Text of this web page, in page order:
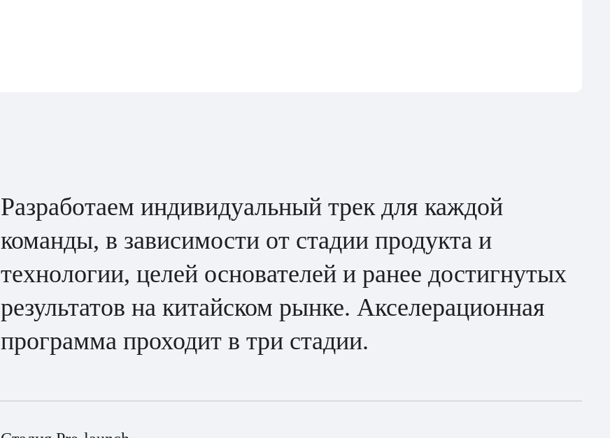
Разработаем индивидуальный трек для каждой
команды, в зависимости от стадии продукта и
технологии, целей основателей и ранее достигнутых
результатов на китайском рынке. Акселерационная
программа проходит в три стадии.